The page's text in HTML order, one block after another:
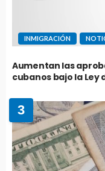
INMIGRACIÓN
Aumentan las
cubanos bajo la Ley
3